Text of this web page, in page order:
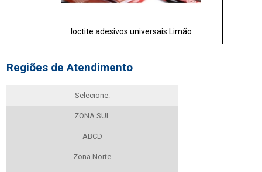
loctite adesivos universais Limão
Regiões de Atendimento
Selecione:
ZONA SUL
ABCD
Zona Norte